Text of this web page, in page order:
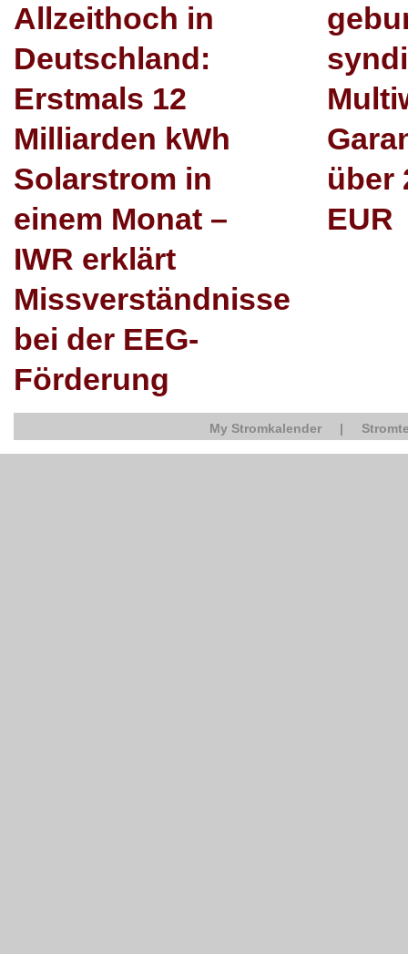
Allzeithoch in
Deutschland:
Erstmals 12
Milliarden kWh
Solarstrom in
einem Monat –
IWR erklärt
Missverständnisse
bei der EEG-
Förderung
über
EUR
My Stromkalender |